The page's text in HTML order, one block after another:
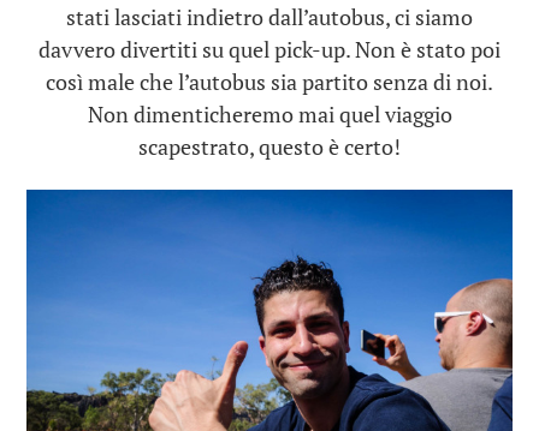
stati lasciati indietro dall’autobus, ci siamo
davvero divertiti su quel pick-up. Non è stato poi
così male che l’autobus sia partito senza di noi.
Non dimenticheremo mai quel viaggio
scapestrato, questo è certo!